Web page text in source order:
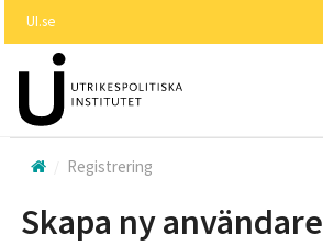
huvudinnehållet
UI.se
Registrering
Skapa ny användare